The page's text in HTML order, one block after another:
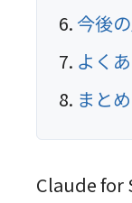
今後
よく
まとめ
Claude for